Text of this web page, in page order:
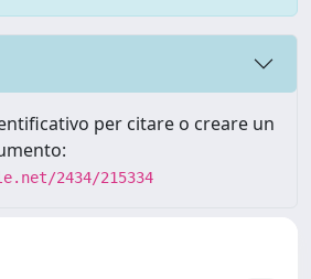
per citare o creare un
2434/215334